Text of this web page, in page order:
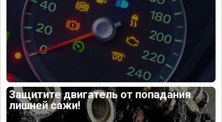
Защитите двигатель от попадания
лишней сажи!